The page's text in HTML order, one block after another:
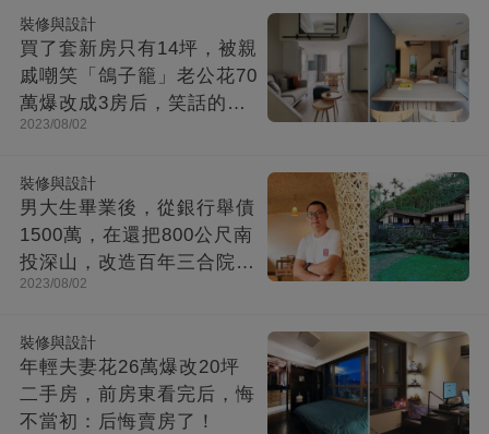
裝修與設計
買了套新房只有14坪，被親
戚嘲笑「鴿子籠」老公花70
萬爆改成3房后，笑話的親
戚不吭聲了
2023/08/02
裝修與設計
男大生畢業後，從銀行舉債
1500萬，在還把800公尺南
投深山，改造百年三合院，
成「台灣最美民宿」!
2023/08/02
裝修與設計
年輕夫妻花26萬爆改20坪
二手房，前房東看完后，悔
不當初：后悔賣房了！